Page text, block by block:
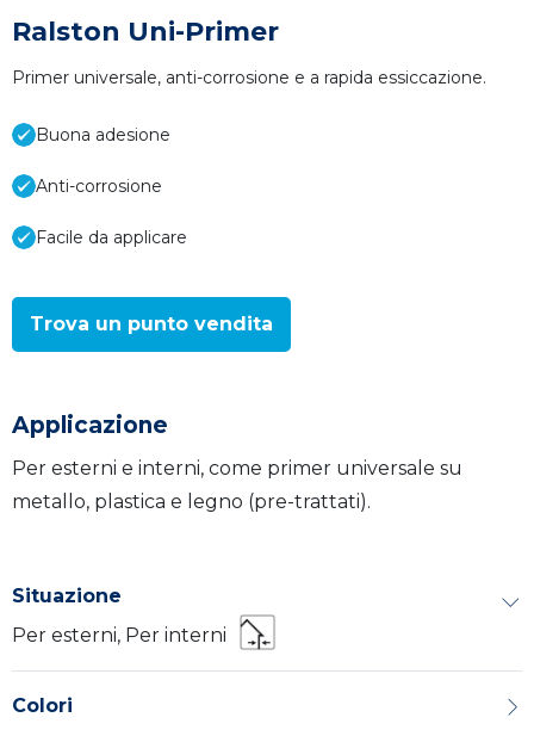
Ralston Uni-Primer
Primer universale, anti-corrosione e a rapida essiccazione.
Buona adesione
Anti-corrosione
Facile da applicare
Trova un punto vendita
Applicazione
Per esterni e interni, come primer universale su
metallo, plastica e legno (pre-trattati).
Situazione
Per esterni, Per interni
Colori